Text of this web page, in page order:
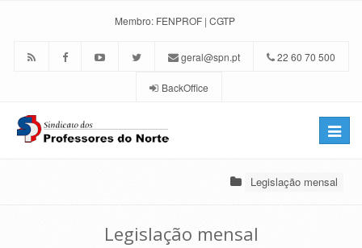
Membro: FENPROF | CGTP
geral@spn.pt 22 60 70 500
BackOffice
Toggle
Legislação mensal
Legislação mensal